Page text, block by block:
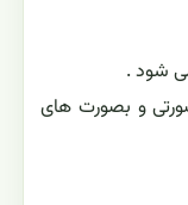
و بصورت های